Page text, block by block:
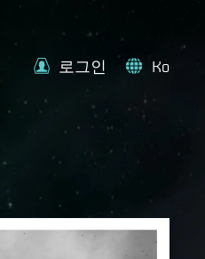
로그인 Ko